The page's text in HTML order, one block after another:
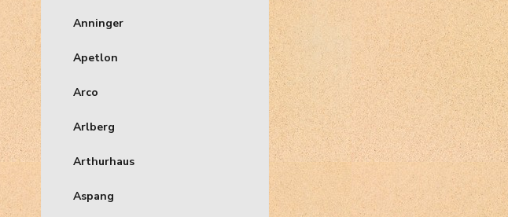
Anninger
Apetlon
Arco
Arlberg
Arthurhaus
Aspang